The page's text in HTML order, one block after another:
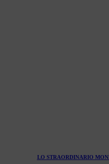
LO STRAORDINARIO